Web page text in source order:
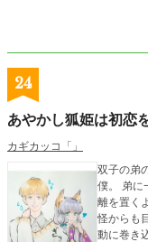
くなっ
24
あやかし狐姫は初恋
カギカッコ「」
双子の弟
僕。 弟に
離を置く
怪からも
動に巻き